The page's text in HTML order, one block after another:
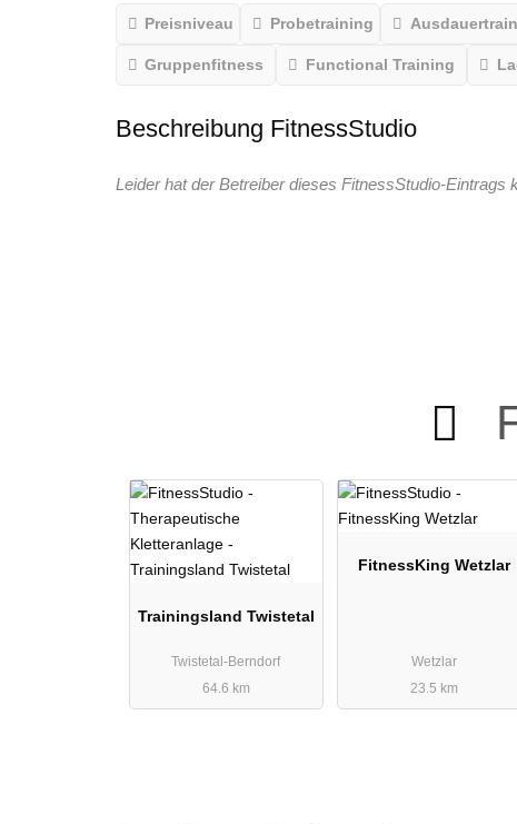
Preisniveau Probetraining
Gruppenfitness Functional Training
Beschreibung FitnessStudio
Leider hat der Betreiber dieses FitnessStudio-Eintrags
Trainingsland Twistetal
Twistetal-Berndorf
64.6 km
FitnessKing Wetzlar
Wetzlar
23.5 km